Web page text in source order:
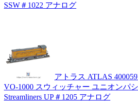
SSW＃1022 アナログ
アトラス ATLAS
VO-1000 スウィッチャー ユニオンパ
Streamliners UP＃1205 アナログ